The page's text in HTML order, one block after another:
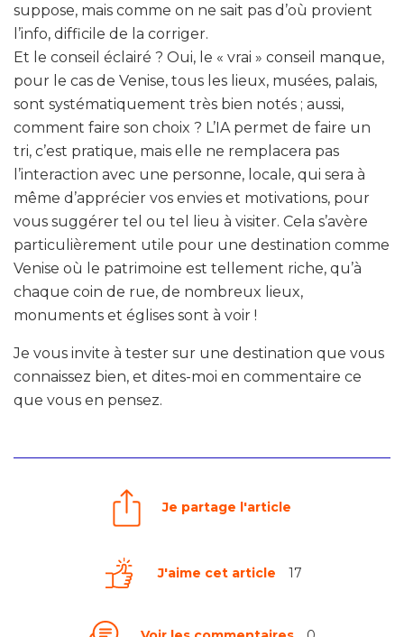
suppose, mais comme on ne sait pas d’où provient
l’info, difficile de la corriger.
Et le conseil éclairé ? Oui, le « vrai » conseil manque,
pour le cas de Venise, tous les lieux, musées, palais,
sont systématiquement très bien notés ; aussi,
comment faire son choix ? L’IA permet de faire un
tri, c’est pratique, mais elle ne remplacera pas
l’interaction avec une personne, locale, qui sera à
même d’apprécier vos envies et motivations, pour
vous suggérer tel ou tel lieu à visiter. Cela s’avère
particulièrement utile pour une destination comme
Venise où le patrimoine est tellement riche, qu’à
chaque coin de rue, de nombreux lieux,
monuments et églises sont à voir !
Je vous invite à tester sur une destination que vous
connaissez bien, et dites-moi en commentaire ce
que vous en pensez.
Je partage l'article
J'aime cet article 17